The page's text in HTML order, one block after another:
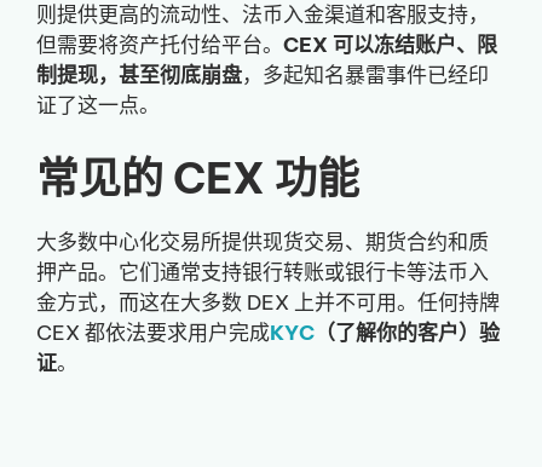
则提供更高的流动性、法币入金渠道和客服支持，
但需要将资产托付给平台。 CEX 可以冻结账户、限
制提现，甚至彻底崩盘，多起知名暴雷事件已经印
证了这一点。
常见的 CEX 功能
大多数中心化交易所提供现货交易、期货合约和质
押产品。它们通常支持银行转账或银行卡等法币入
金方式，而这在大多数 DEX 上并不可用。任何持牌
CEX 都依法要求用户完成KYC （了解你的客户）验
证。